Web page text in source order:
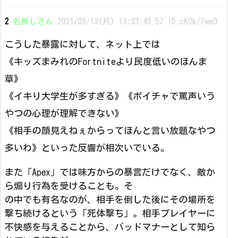
2 名無しさん 2021/09/13(月) 13:33:43.57 ID:cKOk/7wm0
こうした暴露に対して、ネット上では
《キッズまみれのFortniteより民度低いのほんま
草》
《イキり大学生が多すぎる》《ボイチャで罵声いう
やつの心理が理解できない》
《相手の顔見えねぇからってほんと言い放題なやつ
多いわ》といった反響が相次いでいる。
また「Apex」では味方からの暴言だけでなく、敵か
ら煽り行為を受けることも。そ
の中でも有名なのが、相手を倒した後にその場所を
撃ち続けるという「死体撃ち」。相手プレイヤーに
不快感を与えることから、バッドマナーとして知ら